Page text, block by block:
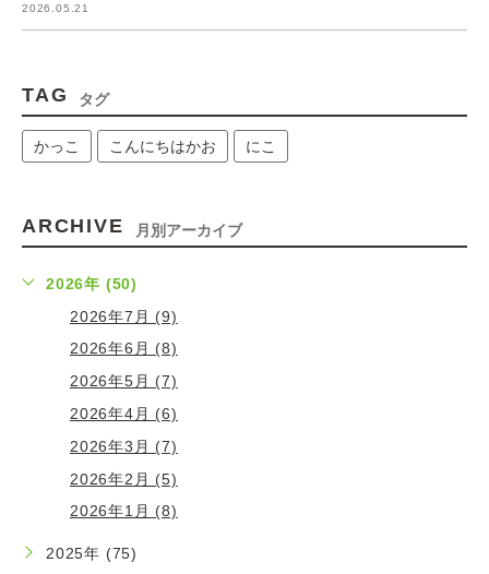
2026.05.21
TAG タグ
かっこ こんにちはかお にこ
ARCHIVE 月別アーカイブ
2026年 (50)
2026年7月 (9)
2026年6月 (8)
2026年5月 (7)
2026年4月 (6)
2026年3月 (7)
2026年2月 (5)
2026年1月 (8)
2025年 (75)